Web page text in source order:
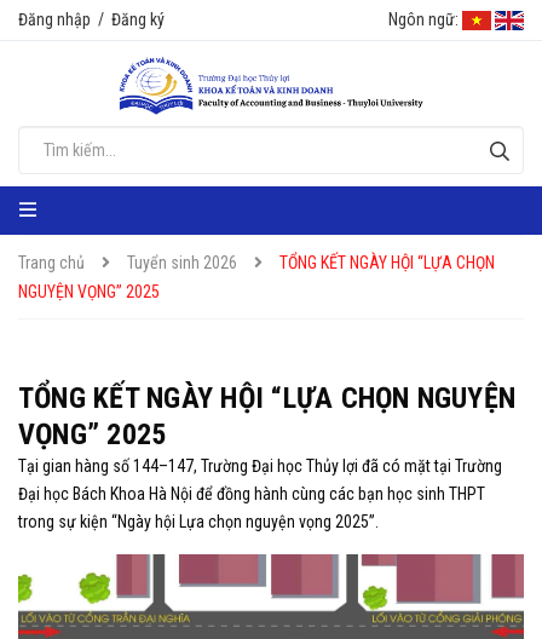
Đăng nhập / Đăng ký Ngôn ngữ:
Trang chủ Tuyển sinh 2026
TỔNG KẾT NGÀY HỘI “LỰA CHỌN
NGUYỆN VỌNG” 2025
TỔNG KẾT NGÀY HỘI “LỰA CHỌN NGUYỆN
VỌNG” 2025
Tại gian hàng số 144–147, Trường Đại học Thủy lợi đã có mặt tại Trường
Đại học Bách Khoa Hà Nội để đồng hành cùng các bạn học sinh THPT
trong sự kiện “Ngày hội Lựa chọn nguyện vọng 2025”.